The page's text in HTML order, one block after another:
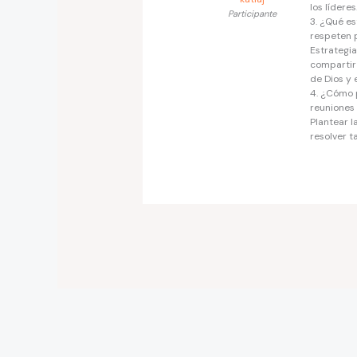
Participante
los líderes.
3. ¿Qué
respeten
compartir
de Dios y
4.
Plantear
resolver